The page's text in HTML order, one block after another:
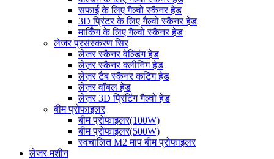
सफाई के लिए गैल्वो स्कैनर हेड
3D प्रिंटर के लिए गैल्वो स्कैनर हेड
मार्किंग के लिए गैल्वो स्कैनर हेड
लेजर प्रसंस्करण सिर
लेजर स्कैनर वेल्डिंग हेड
लेज़र स्कैनर क्लीनिंग हेड
लेज़र टैब स्कैनर कटिंग हेड
लेज़र वॉबल हेड
लेज़र 3D प्रिंटिंग गैल्वो हेड
बीम प्रोफाइलर
बीम प्रोफाइलर(100W)
बीम प्रोफाइलर(500W)
स्वचालित M2 माप बीम प्रोफाइलर
लेजर मशीन